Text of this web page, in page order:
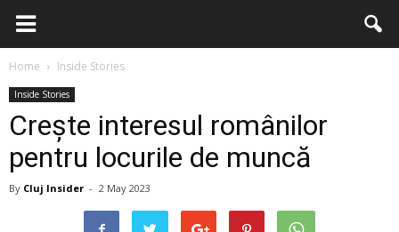
Home Inside Stories
Inside Stories
Crește interesul românilor
pentru locurile de muncă
By Cluj Insider - 2 May 2023